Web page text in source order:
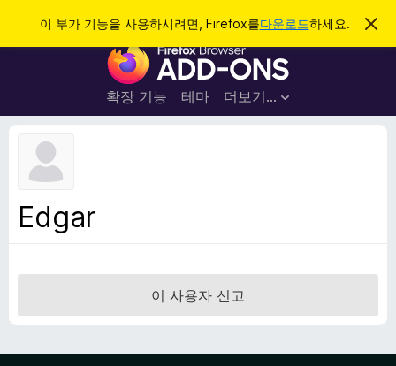
이 부가 기능을 사용하시려면, Firefox를다운로드하세요.
이
림
F
r
e
가
확장 기능 테마 더보기…
로그인
Edgar
이 사용자 신고